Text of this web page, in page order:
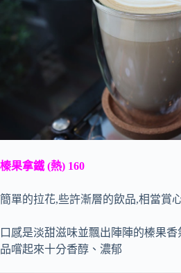
榛果拿鐵 (熱) 160
簡單的拉花,些許漸層的飲品,相當賞
口感是淡甜滋味並飄出陣陣的榛果
品嚐起來十分香醇、濃郁